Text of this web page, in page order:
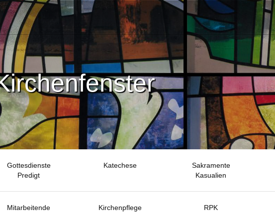
Gottesdienste
Predigt
Katechese
Sakramente
Kasualien
Mitarbeitende Kirchenpflege RPK